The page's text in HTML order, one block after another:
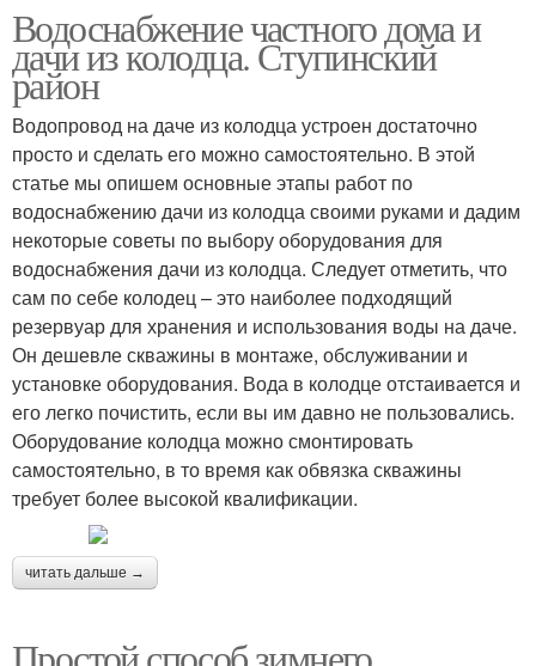
Водоснабжение частного дома и
дачи из колодца. Ступинский
район
Водопровод на даче из колодца устроен достаточно
просто и сделать его можно самостоятельно. В этой
статье мы опишем основные этапы работ по
водоснабжению дачи из колодца своими руками и дадим
некоторые советы по выбору оборудования для
водоснабжения дачи из колодца. Следует отметить, что
сам по себе колодец – это наиболее подходящий
резервуар для хранения и использования воды на даче.
Он дешевле скважины в монтаже, обслуживании и
установке оборудования. Вода в колодце отстаивается и
его легко почистить, если вы им давно не пользовались.
Оборудование колодца можно смонтировать
самостоятельно, в то время как обвязка скважины
требует более высокой квалификации.
читать дальше →